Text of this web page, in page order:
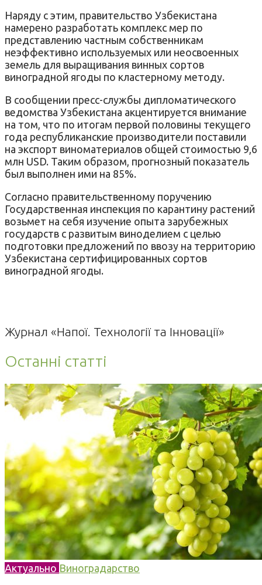
Наряду с этим, правительство Узбекистана
намерено разработать комплекс мер по
представлению частным собственникам
неэффективно используемых или неосвоенных
земель для выращивания винных сортов
виноградной ягоды по кластерному методу.
В сообщении пресс-службы дипломатического
ведомства Узбекистана акцентируется внимание
на том, что по итогам первой половины текущего
года республиканские производители поставили
на экспорт виноматериалов общей стоимостью 9,6
млн USD. Таким образом, прогнозный показатель
был выполнен ими на 85%.
Согласно правительственному поручению
Государственная инспекция по карантину растений
возьмет на себя изучение опыта зарубежных
государств с развитым виноделием с целью
подготовки предложений по ввозу на территорию
Узбекистана сертифицированных сортов
виноградной ягоды.
Журнал «Напої. Технології та Інновації»
Останні статті
Актуально Виноградарство